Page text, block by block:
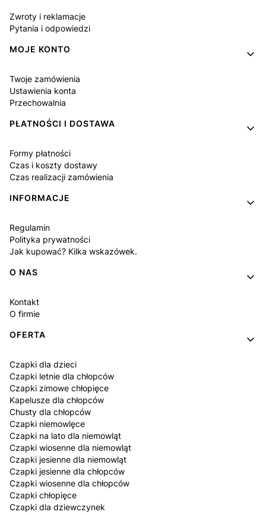
Zwroty i reklamacje
Pytania i odpowiedzi
MOJE KONTO
Twoje zamówienia
Ustawienia konta
Przechowalnia
PŁATNOŚCI I DOSTAWA
Formy płatności
Czas i koszty dostawy
Czas realizacji zamówienia
INFORMACJE
Regulamin
Polityka prywatności
Jak kupować? Kilka wskazówek.
O NAS
Kontakt
O firmie
OFERTA
Czapki dla dzieci
Czapki letnie dla chłopców
Czapki zimowe chłopięce
Kapelusze dla chłopców
Chusty dla chłopców
Czapki niemowlęce
Czapki na lato dla niemowląt
Czapki wiosenne dla niemowląt
Czapki jesienne dla niemowląt
Czapki jesienne dla chłopców
Czapki wiosenne dla chłopców
Czapki chłopięce
Czapki dla dziewczynek